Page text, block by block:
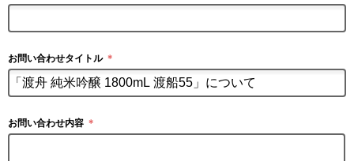
お問い合わせタイトル ＊
お問い合わせ内容 ＊